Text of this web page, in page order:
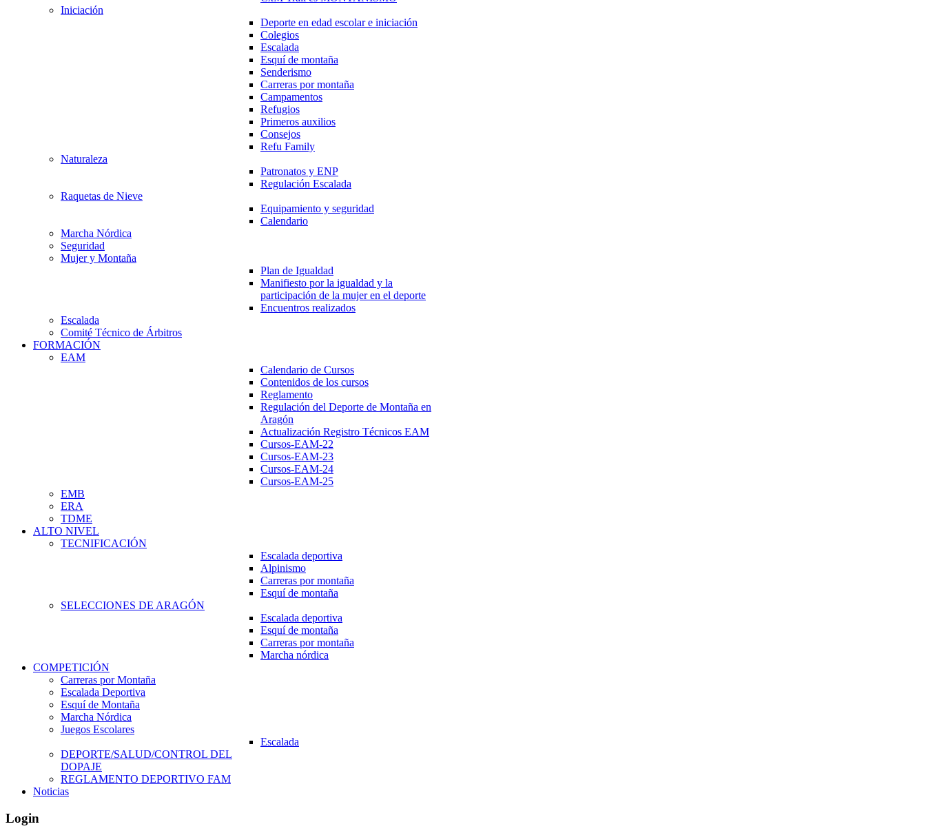
Iniciación
Deporte en edad escolar e iniciación
Colegios
Escalada
Esquí de montaña
Senderismo
Carreras por montaña
Campamentos
Refugios
Primeros auxilios
Consejos
Refu Family
Naturaleza
Patronatos y ENP
Regulación Escalada
Raquetas de Nieve
Equipamiento y seguridad
Calendario
Marcha Nórdica
Seguridad
Mujer y Montaña
Plan de Igualdad
Manifiesto por la igualdad y la
participación de la mujer en el deporte
Encuentros realizados
Escalada
Comité Técnico de Árbitros
FORMACIÓN
EAM
Calendario de Cursos
Contenidos de los cursos
Reglamento
Regulación del Deporte de Montaña en
Aragón
Actualización Registro Técnicos EAM
Cursos-EAM-22
Cursos-EAM-23
Cursos-EAM-24
Cursos-EAM-25
EMB
ERA
TDME
ALTO NIVEL
TECNIFICACIÓN
Escalada deportiva
Alpinismo
Carreras por montaña
Esquí de montaña
SELECCIONES DE ARAGÓN
Escalada deportiva
Esquí de montaña
Carreras por montaña
Marcha nórdica
COMPETICIÓN
Carreras por Montaña
Escalada Deportiva
Esquí de Montaña
Marcha Nórdica
Juegos Escolares
Escalada
DEPORTE/SALUD/CONTROL DEL
DOPAJE
REGLAMENTO DEPORTIVO FAM
Noticias
Login